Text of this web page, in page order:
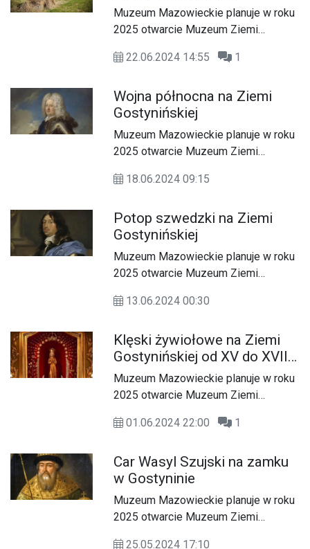
Muzeum Mazowieckie planuje w roku
2025 otwarcie Muzeum Ziemi
przy ulicy Floriańskiej 23. Nowe
eksponaty związane z historią Ziemi
Gostynińskiej.
22.06.2024 14:55 1
Wojna północna na Ziemi
Gostynińskiej
Muzeum Mazowieckie planuje w roku
2025 otwarcie Muzeum Ziemi
przy ulicy Floriańskiej 23. Nowe
eksponaty związane z historią Ziemi
Gostynińskiej. Z tej okazji chcemy
poznać nieco bliżej historię Gostynina
i okolic. Co tydzień będziemy
dotyczącą tego miasta. Autorem
Miłej lektury!
18.06.2024 09:15
Potop szwedzki na Ziemi
Gostynińskiej
Muzeum Mazowieckie planuje w roku
2025 otwarcie Muzeum Ziemi
przy ulicy Floriańskiej 23. Nowe
eksponaty związane z historią Ziemi
Gostynińskiej. Z tej okazji chcemy
poznać nieco bliżej historię Gostynina
i okolic. Co tydzień będziemy
dotyczącą tego miasta. Autorem
Miłej lektury!
13.06.2024 00:30
Klęski żywiołowe na Ziemi
Gostynińskiej od XV do XVII
wieku
Muzeum Mazowieckie planuje w roku
2025 otwarcie Muzeum Ziemi
przy ulicy Floriańskiej 23. Nowe
eksponaty związane z historią Ziemi
Gostynińskiej. Z tej okazji chcemy
poznać nieco bliżej historię Gostynina
i okolic. Co tydzień będziemy
dotyczącą tego miasta. Autorem
01.06.2024 22:00 1
Car Wasyl Szujski na zamku
w Gostyninie
Muzeum Mazowieckie planuje w roku
2025 otwarcie Muzeum Ziemi
25.05.2024 17:10